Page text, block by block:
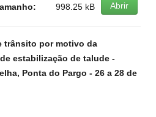
Abrir
998.25 kB
trânsito por motivo da
estabilização de talude -
Ponta do Pargo - 26 a 28 de